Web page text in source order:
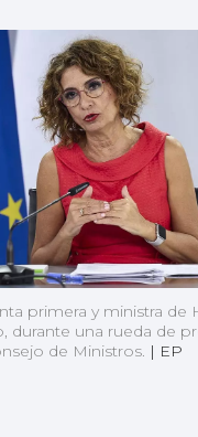
primera y ministra de
durante una rueda de
de Ministros. | EP